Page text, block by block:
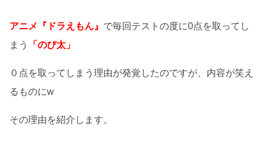
アニメ『ドラえもん』 で毎回テストの度に0点を取ってし
まう
「のび太」
０点を取ってしまう理由が発覚したのですが、内容が笑え
るものにw
その理由を紹介します。